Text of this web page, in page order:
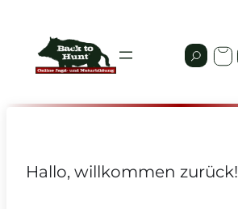
Hallo, willkommen zurück!